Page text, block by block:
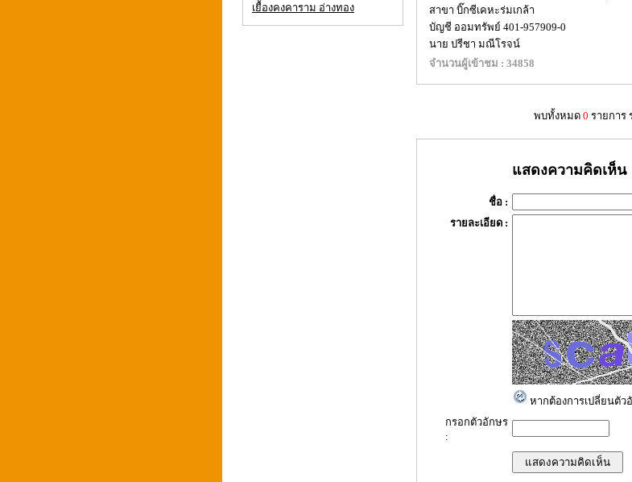
เยื้องคงคาราม อ่างทอง
สาขา บิ๊กซีเคหะร่มเกล้า
บัญชี ออมทรัพย์ 401-957909-0
นาย ปรีชา มณีโรจน์
จำนวนผู้เข้าชม : 34858
พบทั้งหมด 0 รายการ
แสดงความคิดเห็น
ชื่อ :
รายละเอียด :
หากต้องการเปลี่ยนตั
กรอกตัวอักษร
: